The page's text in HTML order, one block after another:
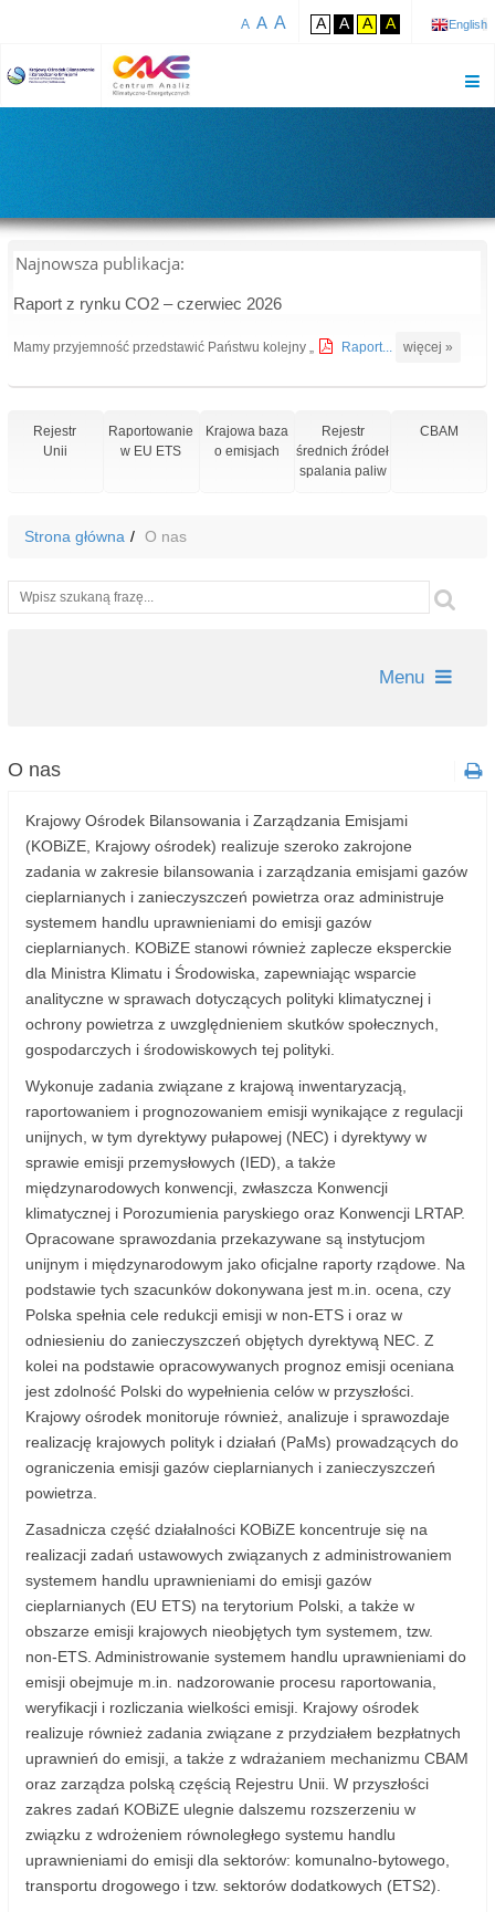
A A A A A A A English
Najnowsza publikacja:
Raport z rynku CO2 – czerwiec 2026
Mamy przyjemność przedstawić Państwu kolejny „ Raport... więcej »
Rejestr
Unii
Raportowanie
w EU ETS
Krajowa baza
o emisjach
Rejestr
średnich źródeł
spalania paliw
CBAM
Strona główna O nas
Wyszukiwarka
Menu
O nas
Krajowy Ośrodek Bilansowania i Zarządzania Emisjami
(KOBiZE, Krajowy ośrodek) realizuje szeroko zakrojone
zadania w zakresie bilansowania i zarządzania emisjami gazów
cieplarnianych i zanieczyszczeń powietrza oraz administruje
systemem handlu uprawnieniami do emisji gazów
cieplarnianych. KOBiZE stanowi również zaplecze eksperckie
dla Ministra Klimatu i Środowiska, zapewniając wsparcie
analityczne w sprawach dotyczących polityki klimatycznej i
ochrony powietrza z uwzględnieniem skutków społecznych,
gospodarczych i środowiskowych tej polityki.
Wykonuje zadania związane z krajową inwentaryzacją,
raportowaniem i prognozowaniem emisji wynikające z regulacji
unijnych, w tym dyrektywy pułapowej (NEC) i dyrektywy w
sprawie emisji przemysłowych (IED), a także
międzynarodowych konwencji, zwłaszcza Konwencji
klimatycznej i Porozumienia paryskiego oraz Konwencji LRTAP.
Opracowane sprawozdania przekazywane są instytucjom
unijnym i międzynarodowym jako oficjalne raporty rządowe. Na
podstawie tych szacunków dokonywana jest m.in. ocena, czy
Polska spełnia cele redukcji emisji w non-ETS i oraz w
odniesieniu do zanieczyszczeń objętych dyrektywą NEC. Z
kolei na podstawie opracowywanych prognoz emisji oceniana
jest zdolność Polski do wypełnienia celów w przyszłości.
Krajowy ośrodek monitoruje również, analizuje i sprawozdaje
realizację krajowych polityk i działań (PaMs) prowadzących do
ograniczenia emisji gazów cieplarnianych i zanieczyszczeń
powietrza.
Zasadnicza część działalności KOBiZE koncentruje się na
realizacji zadań ustawowych związanych z administrowaniem
systemem handlu uprawnieniami do emisji gazów
cieplarnianych (EU ETS) na terytorium Polski, a także w
obszarze emisji krajowych nieobjętych tym systemem, tzw.
non‑ETS. Administrowanie systemem handlu uprawnieniami do
emisji obejmuje m.in. nadzorowanie procesu raportowania,
weryfikacji i rozliczania wielkości emisji. Krajowy ośrodek
realizuje również zadania związane z przydziałem bezpłatnych
uprawnień do emisji, a także z wdrażaniem mechanizmu CBAM
oraz zarządza polską częścią Rejestru Unii. W przyszłości
zakres zadań KOBiZE ulegnie dalszemu rozszerzeniu w
związku z wdrożeniem równoległego systemu handlu
uprawnieniami do emisji dla sektorów: komunalno-bytowego,
transportu drogowego i tzw. sektorów dodatkowych (ETS2).